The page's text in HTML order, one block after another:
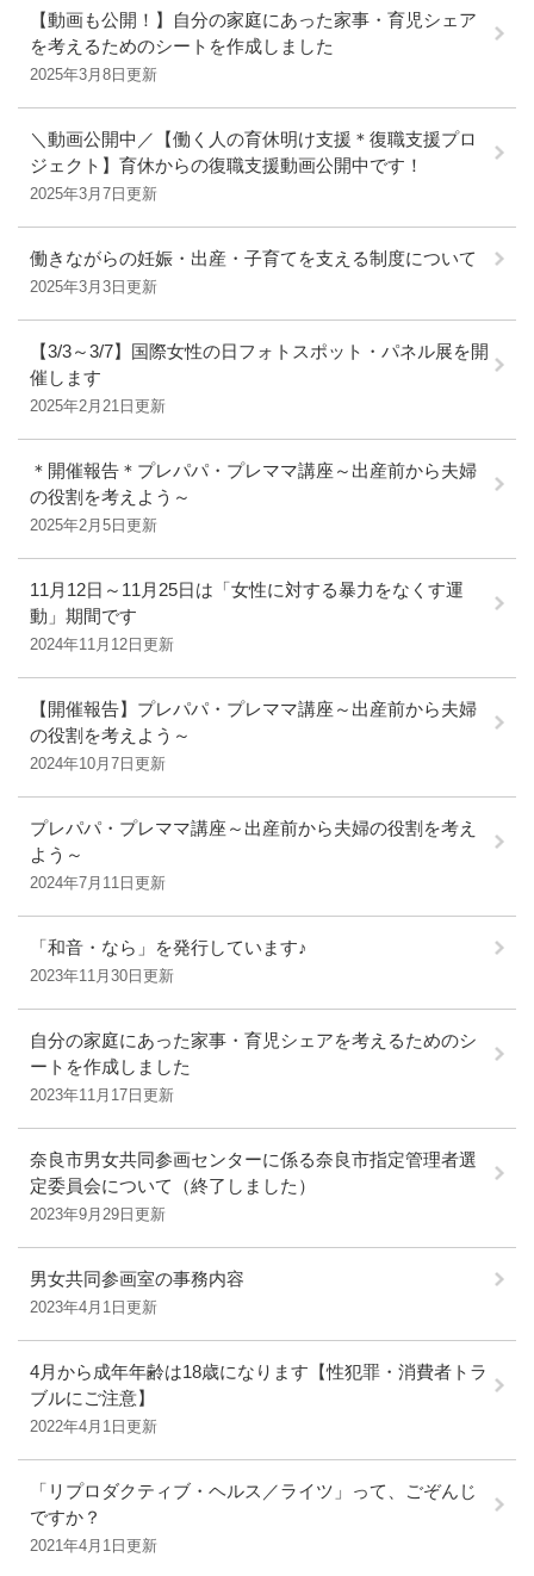
【動画も公開！】自分の家庭にあった家事・育児シェア
を考えるためのシートを作成しました
2025年3月8日更新
＼動画公開中／【働く人の育休明け支援＊復職支援プロ
ジェクト】育休からの復職支援動画公開中です！
2025年3月7日更新
働きながらの妊娠・出産・子育てを支える制度について
2025年3月3日更新
【3/3～3/7】国際女性の日フォトスポット・パネル展を開
催します
2025年2月21日更新
＊開催報告＊プレパパ・プレママ講座～出産前から夫婦
の役割を考えよう～
2025年2月5日更新
11月12日～11月25日は「女性に対する暴力をなくす運
動」期間です
2024年11月12日更新
【開催報告】プレパパ・プレママ講座～出産前から夫婦
の役割を考えよう～
2024年10月7日更新
プレパパ・プレママ講座～出産前から夫婦の役割を考え
よう～
2024年7月11日更新
「和音・なら」を発行しています♪
2023年11月30日更新
自分の家庭にあった家事・育児シェアを考えるためのシ
ートを作成しました
2023年11月17日更新
奈良市男女共同参画センターに係る奈良市指定管理者選
定委員会について（終了しました）
2023年9月29日更新
男女共同参画室の事務内容
2023年4月1日更新
4月から成年年齢は18歳になります【性犯罪・消費者トラ
ブルにご注意】
2022年4月1日更新
「リプロダクティブ・ヘルス／ライツ」って、ごぞんじ
ですか？
2021年4月1日更新